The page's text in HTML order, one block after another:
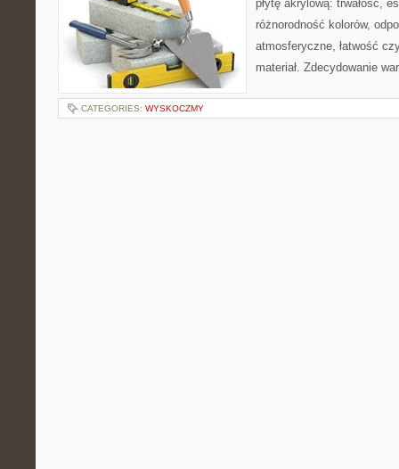
płytę akrylową: trwałość,
różnorodność kolorów,
atmosferyczne, łatwość
materiał. Zdecydowanie
CATEGORIES: WYSKOCZMY